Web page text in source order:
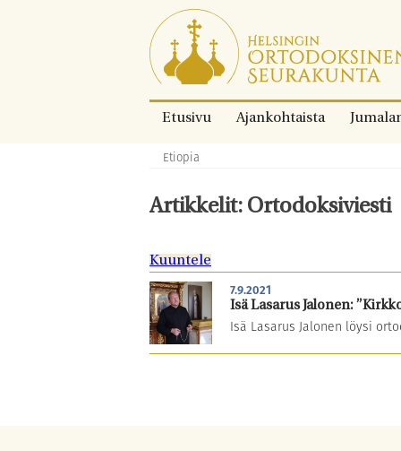
Siirry
suoraan
sisältöön.
Etusivu Ajankohtaista
Murupolku:
Etiopia
Artikkelit: Ortodoksiviesti
Kuuntele
7.9.2021
Isä Lasarus Jalonen:
Isä Lasarus Jalonen löysi